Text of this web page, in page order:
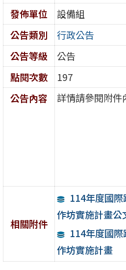
發佈單位
設備組
公告類別
行政公告
公告等級
公告
點閱次數
197
公告內容
詳情請參閱附件
相關附件
114年度國
作坊實施計畫公
114年度國
作坊實施計畫